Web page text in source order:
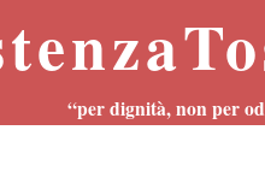
“per dignità, non per